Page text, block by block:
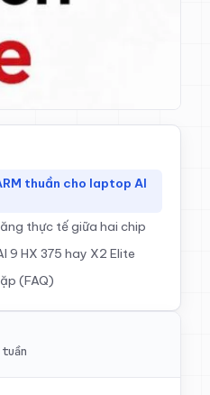
thuần cho laptop AI
thực tế giữa hai chip
9 HX 375 hay X2 Elite
(FAQ)